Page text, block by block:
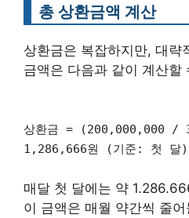
총 상환금액 계산
상환금은 복잡하지만, 대략
금액은 다음과 같이 계산할
상환금 = (200,000,000 /
1,286,666원 (기준: 첫 달)
매달 첫 달에는 약
이 금액은 매월 약간씩 줄